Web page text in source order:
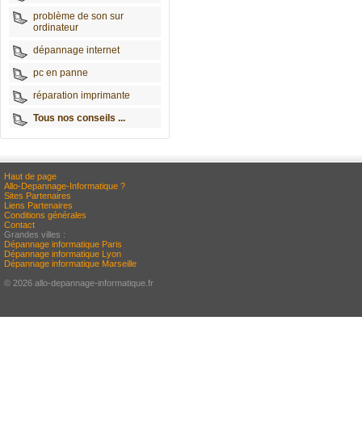
problème de son sur
ordinateur
dépannage internet
pc en panne
réparation imprimante
Tous nos conseils ...
Haut de page
Allo-Depannage-Informatique ?
Sites Partenaires
Liens Partenaires
Conditions générales
Contact
Grandes villes :
Dépannage informatique Paris
Dépannage informatique Lyon
Dépannage informatique Marseille
© 2026 allo-depannage-informatique.fr